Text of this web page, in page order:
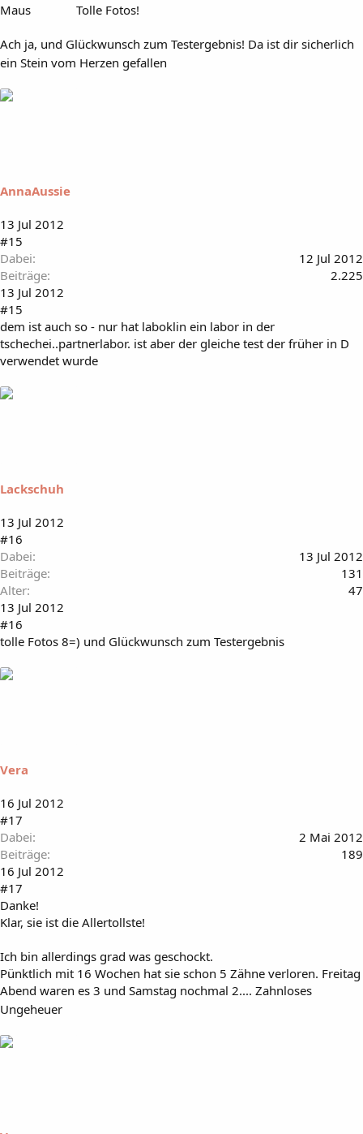
Maus
Tolle Fotos!
Ach ja, und Glückwunsch zum Testergebnis! Da ist dir sicherlich
ein Stein vom Herzen gefallen
AnnaAussie
13 Jul 2012
#15
Dabei
12 Jul 2012
Beiträge
2.225
13 Jul 2012
#15
dem ist auch so - nur hat laboklin ein labor in der
tschechei..partnerlabor. ist aber der gleiche test der früher in D
verwendet wurde
Lackschuh
13 Jul 2012
#16
Dabei
13 Jul 2012
Beiträge
131
Alter
47
13 Jul 2012
#16
tolle Fotos 8=) und Glückwunsch zum Testergebnis
Vera
16 Jul 2012
#17
Dabei
2 Mai 2012
Beiträge
189
16 Jul 2012
#17
Danke!
Klar, sie ist die Allertollste!
Ich bin allerdings grad was geschockt.
Pünktlich mit 16 Wochen hat sie schon 5 Zähne verloren. Freitag
Abend waren es 3 und Samstag nochmal 2.... Zahnloses
Ungeheuer